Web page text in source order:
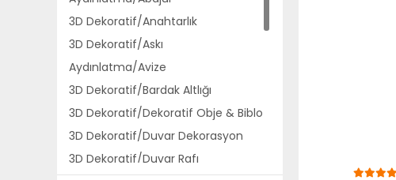
3D Dekoratif/Anahtarlık
3D Dekoratif/Askı
Aydınlatma/Avize
3D Dekoratif/Bardak Altlığı
3D Dekoratif/Dekoratif Obje & Biblo
3D Dekoratif/Duvar Dekorasyon
3D Dekoratif/Duvar Rafı